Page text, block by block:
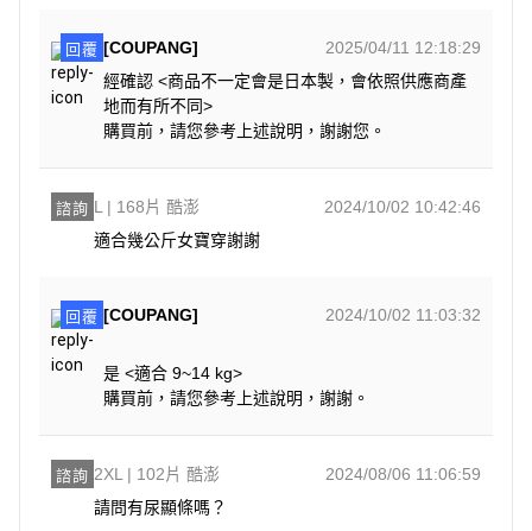
回覆 [COUPANG]
2025/04/11 12:18:29
經確認 <商品不一定會是日本製，會依照供應商產
地而有所不同>
購買前，請您參考上述說明，謝謝您。
諮詢 L | 168片 酷澎
2024/10/02 10:42:46
適合幾公斤女寶穿謝謝
回覆 [COUPANG] 2024/10/02 11:03:32
是 <適合 9~14 kg>
購買前，請您參考上述說明，謝謝。
諮詢 2XL | 102片 酷澎
2024/08/06 11:06:59
請問有尿顯條嗎？